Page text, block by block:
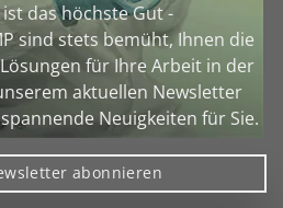
das höchste Gut -
sind stets bemüht, Ihnen die
für Ihre Arbeit in der
aktuellen Newsletter
Neuigkeiten für Sie.
abonnieren